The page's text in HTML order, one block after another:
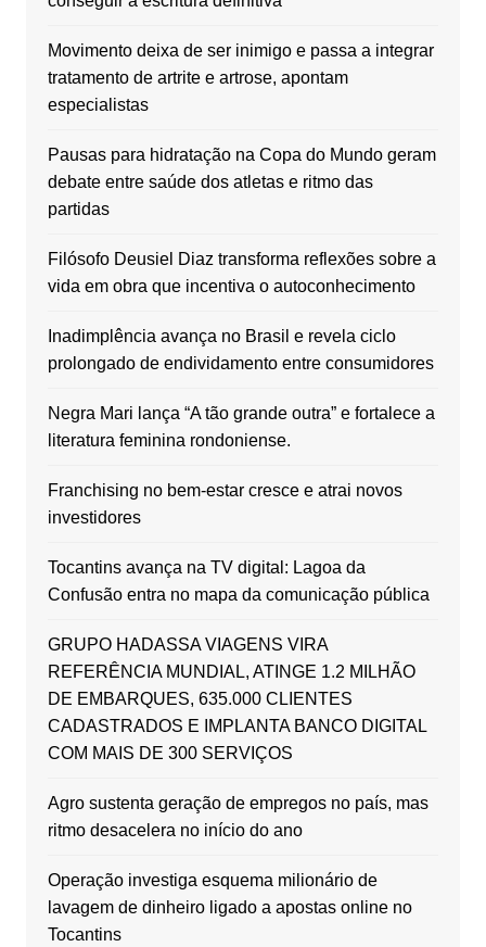
Movimento deixa de ser inimigo e passa a integrar
tratamento de artrite e artrose, apontam
especialistas
Pausas para hidratação na Copa do Mundo geram
debate entre saúde dos atletas e ritmo das
partidas
Filósofo Deusiel Diaz transforma reflexões sobre a
vida em obra que incentiva o autoconhecimento
Inadimplência avança no Brasil e revela ciclo
prolongado de endividamento entre consumidores
Negra Mari lança “A tão grande outra” e fortalece a
literatura feminina rondoniense.
Franchising no bem-estar cresce e atrai novos
investidores
Tocantins avança na TV digital: Lagoa da
Confusão entra no mapa da comunicação pública
GRUPO HADASSA VIAGENS VIRA
REFERÊNCIA MUNDIAL, ATINGE 1.2 MILHÃO
DE EMBARQUES, 635.000 CLIENTES
CADASTRADOS E IMPLANTA BANCO DIGITAL
COM MAIS DE 300 SERVIÇOS
Agro sustenta geração de empregos no país, mas
ritmo desacelera no início do ano
Operação investiga esquema milionário de
lavagem de dinheiro ligado a apostas online no
Tocantins